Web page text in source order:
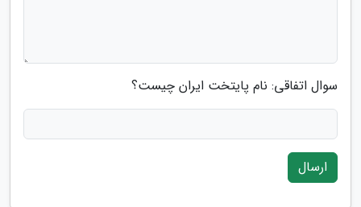
سوال اتفاقی: نام پایتخت ایران چیست؟
ارسال